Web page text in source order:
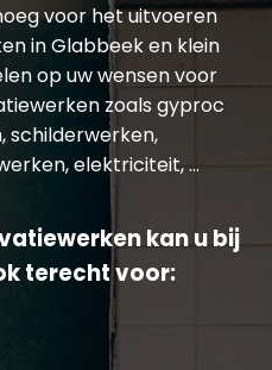
voor het uitvoeren
in Glabbeek en klein
op uw wensen voor
zoals gyproc
schilderwerken,
elektriciteit, …
kan u bij
terecht voor: